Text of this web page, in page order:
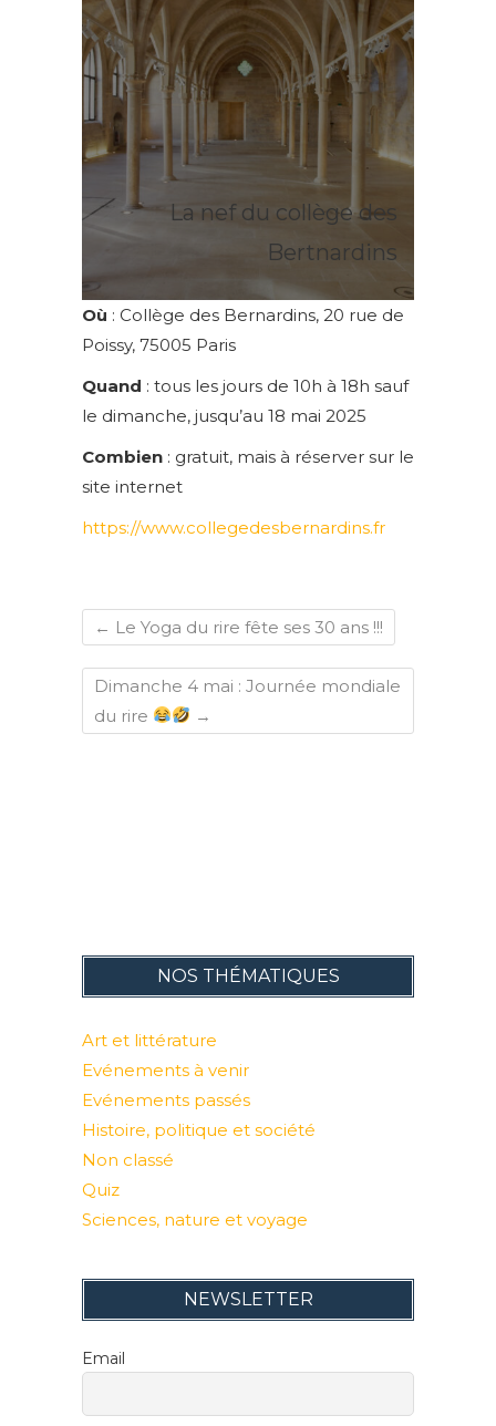
La nef du collège des
Bertnardins
Où : Collège des Bernardins, 20 rue de
Poissy, 75005 Paris
Quand : tous les jours de 10h à 18h sauf
le dimanche, jusqu’au 18 mai 2025
Combien : gratuit, mais à réserver sur le
site internet
https://www.collegedesbernardins.fr
← Le Yoga du rire fête ses 30 ans !!!
Dimanche 4 mai : Journée mondiale
du rire
→
NOS THÉMATIQUES
Art et littérature
Evénements à venir
Evénements passés
Histoire, politique et société
Non classé
Quiz
Sciences, nature et voyage
NEWSLETTER
Email